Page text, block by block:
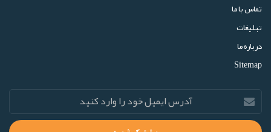
تماس با ما
تبلیغات
درباره ما
Sitemap